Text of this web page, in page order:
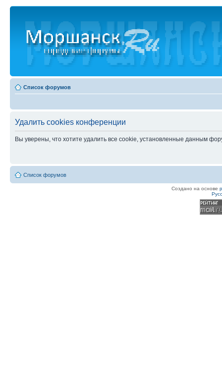
Список форумов
Удалить cookies конференции
Вы уверены, что хотите удалить все cookie, установленные данным
Список форумов
Создано на основе